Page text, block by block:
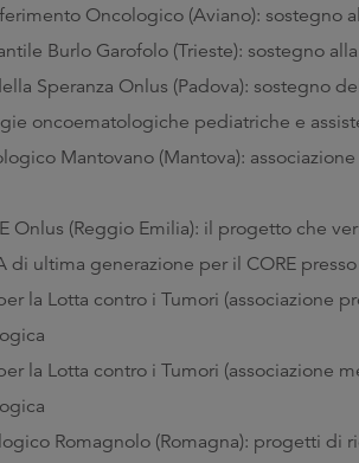
Oncologico (Aviano): sostegno
Burlo Garofolo (Trieste): sostegno
Speranza Onlus (Padova): sostegno
oncoematologiche pediatriche e
Mantovano (Mantova):
Onlus (Reggio Emilia): il progetto che
di ultima generazione per il CORE
la Lotta contro i Tumori (associazione
la Lotta contro i Tumori (associazione
Romagnolo (Romagna): progetti di